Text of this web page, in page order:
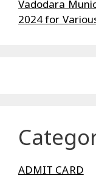
Vadodara
2024 for
ADMIT CARD